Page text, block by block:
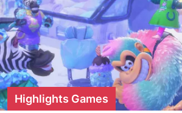
Highlights Games